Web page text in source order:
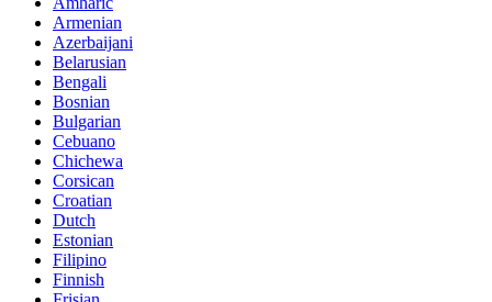
Armenian
Azerbaijani
Belarusian
Bengali
Bosnian
Bulgarian
Cebuano
Chichewa
Corsican
Croatian
Dutch
Estonian
Filipino
Finnish